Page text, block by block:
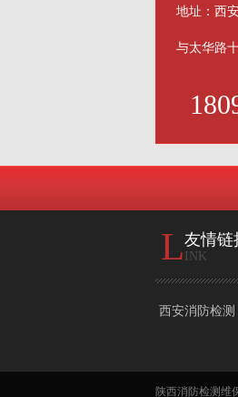
地址：西
与太华路
L友情链
INK
西安消防检测
陕西消防检测维